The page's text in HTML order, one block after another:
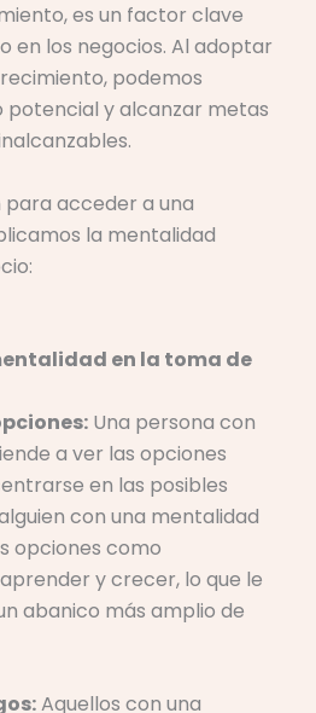
es un factor clave
en los negocios. Al adoptar
podemos
potencial y alcanzar metas
para acceder a una
la mentalidad
en la toma de
Una persona con
a ver las opciones
en las posibles
con una mentalidad
opciones como
y crecer, lo que le
abanico más amplio de
Aquellos con una